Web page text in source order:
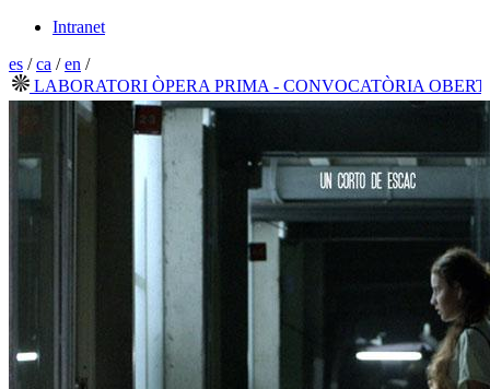
Intranet
es /ca /en /
ÒPERA PRIMA - CONVOCATÒRIA OBERTA